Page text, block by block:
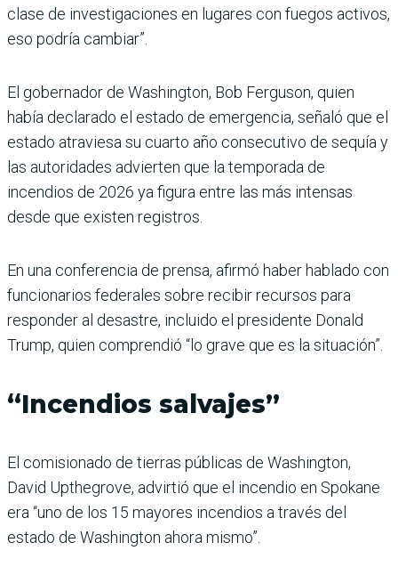
clase de investigaciones en lugares con fuegos activos,
eso podría cambiar”.
El gobernador de Washington, Bob Ferguson, quien
había declarado el estado de emergencia, señaló que el
estado atraviesa su cuarto año consecutivo de sequía y
las autoridades advierten que la temporada de
incendios de 2026 ya figura entre las más intensas
desde que existen registros.
En una conferencia de prensa, afirmó haber hablado con
funcionarios federales sobre recibir recursos para
responder al desastre, incluido el presidente Donald
Trump, quien comprendió “lo grave que es la situación”.
“Incendios salvajes”
El comisionado de tierras públicas de Washington,
David Upthegrove, advirtió que el incendio en Spokane
era “uno de los 15 mayores incendios a través del
estado de Washington ahora mismo”.